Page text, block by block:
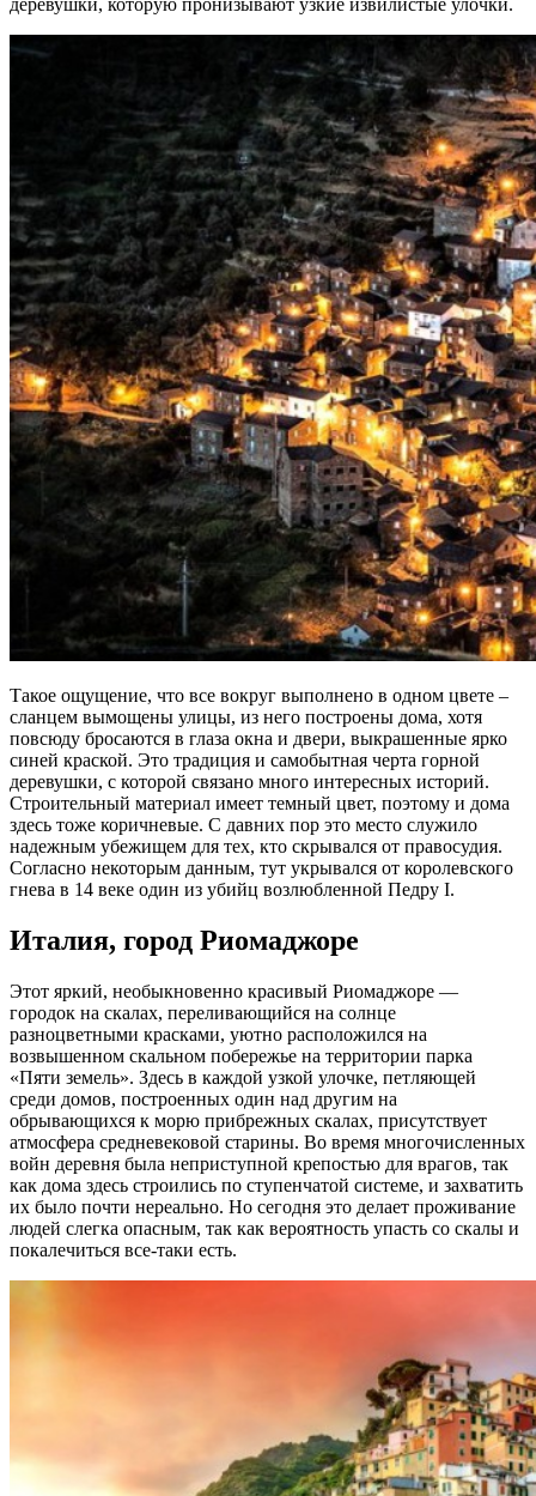
деревушки, которую пронизывают узкие извилистые улочки.
Такое ощущение, что все вокруг выполнено в одном цвете –
сланцем вымощены улицы, из него построены дома, хотя
повсюду бросаются в глаза окна и двери, выкрашенные ярко
синей краской. Это традиция и самобытная черта горной
деревушки, с которой связано много интересных историй.
Строительный материал имеет темный цвет, поэтому и дома
здесь тоже коричневые. С давних пор это место служило
надежным убежищем для тех, кто скрывался от правосудия.
Согласно некоторым данным, тут укрывался от королевского
гнева в 14 веке один из убийц возлюбленной Педру I.
Италия, город Риомаджоре
Этот яркий, необыкновенно красивый Риомаджоре —
городок на скалах, переливающийся на солнце
разноцветными красками, уютно расположился на
возвышенном скальном побережье на территории парка
«Пяти земель». Здесь в каждой узкой улочке, петляющей
среди домов, построенных один над другим на
обрывающихся к морю прибрежных скалах, присутствует
атмосфера средневековой старины. Во время многочисленных
войн деревня была неприступной крепостью для врагов, так
как дома здесь строились по ступенчатой системе, и захватить
их было почти нереально. Но сегодня это делает проживание
людей слегка опасным, так как вероятность упасть со скалы и
покалечиться все-таки есть.